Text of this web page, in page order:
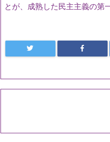
とが、成熟した民主主義の第